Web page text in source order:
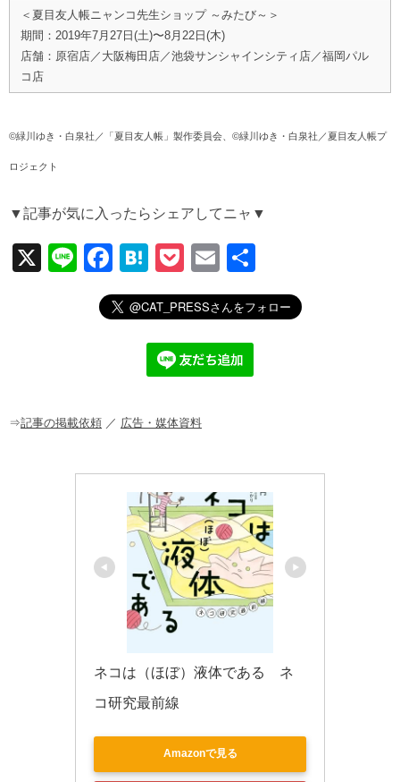
＜夏目友人帳ニャンコ先生ショップ ～みたび～＞
期間：2019年7月27日(土)〜8月22日(木)
店舗：原宿店／大阪梅田店／池袋サンシャインシティ店／福岡パル
コ店
©緑川ゆき・白泉社／「夏目友人帳」製作委員会、©緑川ゆき・白泉社／夏目友人帳プ
ロジェクト
▼記事が気に入ったらシェアしてニャ▼
X
Li
F
a
c
o
H
at
e
n
a
P
o
ck
et
E
m
ail
有
⇒記事の掲載依頼 ／ 広告・媒体資料
ネコは（ほぼ）液体である　ネ
コ研究最前線
Amazonで見る